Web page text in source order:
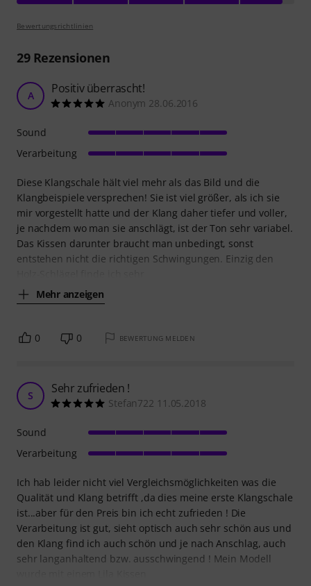
Bewertungsrichtlinien
29Rezensionen
A Positiv überrascht!
Anonym 28.06.2016
Diese Klangschale hält viel mehr als das Bild und die
Klangbeispiele versprechen! Sie ist viel größer, als ich sie
mir vorgestellt hatte und der Klang daher tiefer und voller,
je nachdem wo man sie anschlägt, ist der Ton sehr variabel.
Das Kissen darunter braucht man unbedingt, sonst
entstehen nicht die richtigen Schwingungen. Einzig den
Mehr anzeigen
Sound
Verarbeitung
0 0 BEWERTUNG MELDEN
S Sehr zufrieden !
Stefan722 11.05.2018
Ich hab leider nicht viel Vergleichsmöglichkeiten was die
Qualität und Klang betrifft ,da dies meine erste Klangschale
ist...aber für den Preis bin ich echt zufrieden ! Die
Verarbeitung ist gut, sieht optisch auch sehr schön aus und
den Klang find ich auch schön und je nach Anschlag, auch
sehr langanhaltend bzw. ausschwingend ! Mein Modell
Sound
Verarbeitung